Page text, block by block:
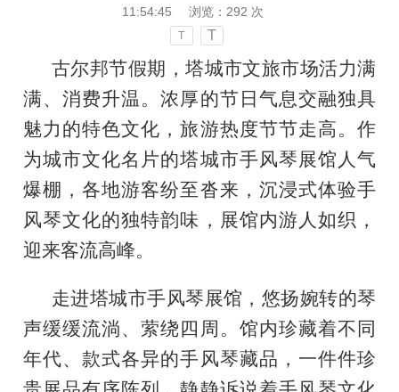
11:54:45
浏览： 292 次
T T
古尔邦节假期，塔城市文旅市场活力满
满、消费升温。浓厚的节日气息交融独具
魅力的特色文化，旅游热度节节走高。作
为城市文化名片的塔城市手风琴展馆人气
爆棚，各地游客纷至沓来，沉浸式体验手
风琴文化的独特韵味，展馆内游人如织，
迎来客流高峰。
走进塔城市手风琴展馆，悠扬婉转的琴
声缓缓流淌、萦绕四周。馆内珍藏着不同
年代、款式各异的手风琴藏品，一件件珍